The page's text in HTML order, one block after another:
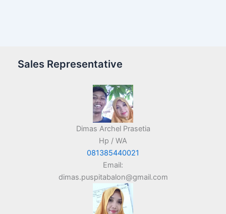
Sales Representative
Dimas Archel Prasetia
Hp / WA
081385440021
Email:
dimas.puspitabalon@gmail.com